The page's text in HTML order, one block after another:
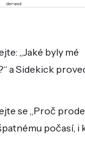
„Jaké byly mé
a Sidekick
se „Proč
počasí, i